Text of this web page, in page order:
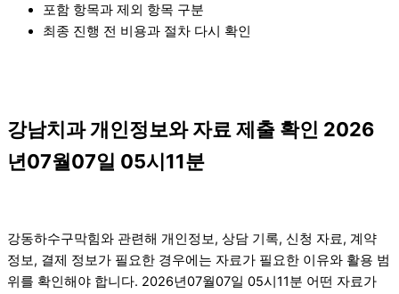
포함 항목과 제외 항목 구분
최종 진행 전 비용과 절차 다시 확인
강남치과 개인정보와 자료 제출 확인 2026
년07월07일 05시11분
강동하수구막힘와 관련해 개인정보, 상담 기록, 신청 자료, 계약
정보, 결제 정보가 필요한 경우에는 자료가 필요한 이유와 활용 범
위를 확인해야 합니다. 2026년07월07일 05시11분 어떤 자료가